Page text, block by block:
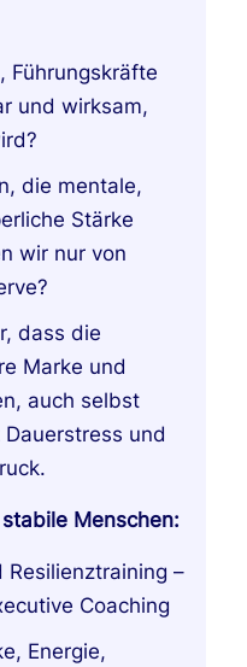
Führungskräfte
und wirksam,
die mentale,
Stärke
wir nur von
dass die
Marke und
auch selbst
und
Menschen:
–
Coaching
Energie,